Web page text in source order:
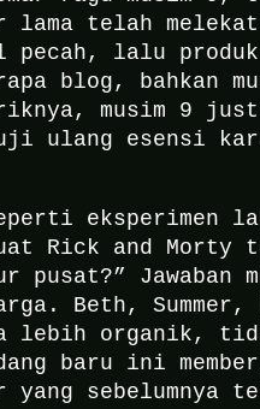
lama telah
pecah, lalu
blog, bahkan
musim 9 justru
ulang esensi
eksperimen
Rick and
pusat?” Jawaban
Beth, Summer,
organik,
baru ini
yang